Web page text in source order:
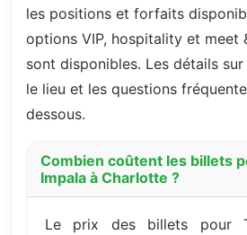
les positions et forfaits
options VIP, hospitality et meet
sont disponibles. Les détails
le lieu et les questions
dessous.
Combien coûtent les billets
Impala à Charlotte ?
Le prix des billets pour